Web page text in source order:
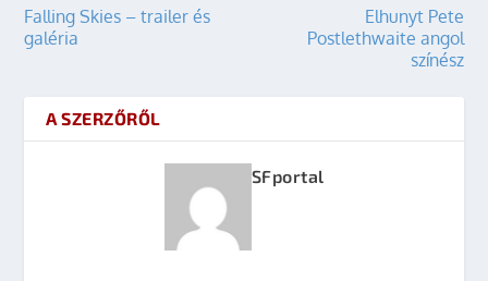
Falling Skies – trailer és
galéria
Elhunyt Pete
Postlethwaite angol
színész
A SZERZŐRŐL
SFportal